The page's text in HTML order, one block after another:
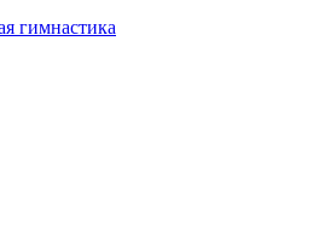
гимнастика